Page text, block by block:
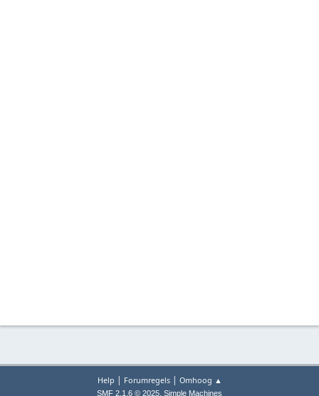
Help | Forumregels| Omhoog ▲
SMF 2.1.6 © 2025, Simple Machines